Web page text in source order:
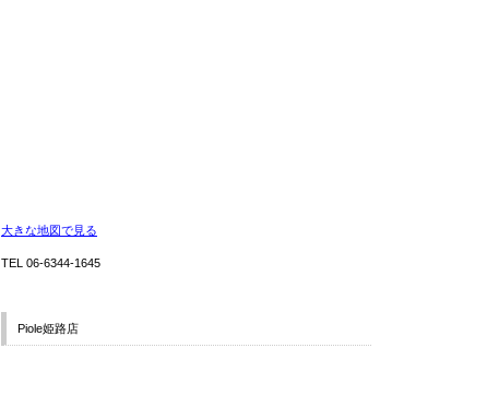
大きな地図で見る
TEL 06-6344-1645
Piole姫路店